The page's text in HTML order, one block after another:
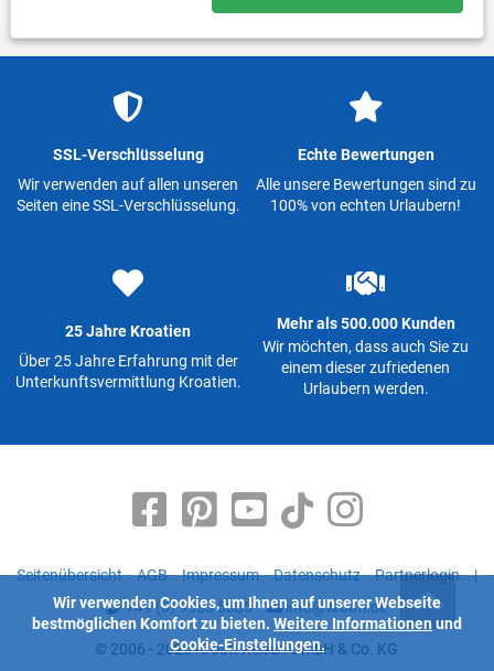
SSL-Verschlüsselung
Wir verwenden auf allen unseren
Seiten eine SSL-Verschlüsselung.
Echte Bewertungen
Alle unsere Bewertungen sind zu
100% von echten Urlaubern!
25 Jahre Kroatien
Über 25 Jahre Erfahrung mit der
Unterkunftsvermittlung Kroatien.
Mehr als 500.000 Kunden
Wir möchten, dass auch Sie zu
einem dieser zufriedenen
Urlaubern werden.
Seitenübersicht AGB Impressum Datenschutz Partnerlogin
|
+49 (0) 9363 5335
info@kroati.de
© 2006 - 2026 Kroati-Reisen GmbH & Co. KG
Wir verwenden Cookies, um Ihnen auf unserer Webseite
bestmöglichen Komfort zu bieten. Weitere Informationen und
Cookie-Einstellungen.